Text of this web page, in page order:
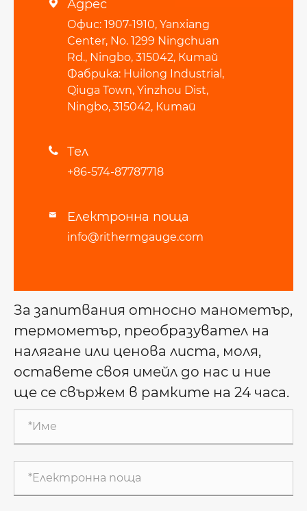
 Адрес
Офис: 1907-1910, Yanxiang
Center, No. 1299 Ningchuan
Rd., Ningbo, 315042, Китай
Фабрика: Huilong Industrial,
Qiuga Town, Yinzhou Dist,
Ningbo, 315042, Китай
 Тел
+86-574-87787718
 Електронна поща
info@rithermgauge.com
За запитвания относно манометър,
термометър, преобразувател на
налягане или ценова листа, моля,
оставете своя имейл до нас и ние
ще се свържем в рамките на 24 часа.